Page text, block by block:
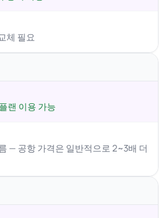
체 필요
랜 이용 가능
— 공항 가격은 일반적으로 2~3배 더